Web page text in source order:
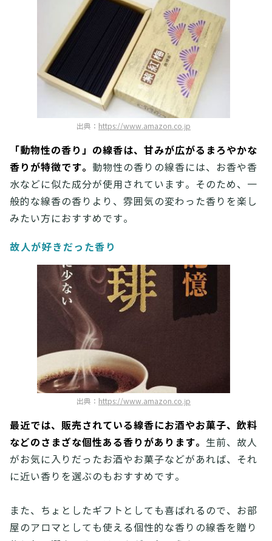
出典： https://www.amazon.co.jp
「動物性の香り」の線香は、甘みが広がるまろやかな
香りが特徴です。
動物性の香りの線香には、お香や香
水などに似た成分が使用されています。そのため、一
般的な線香の香りより、雰囲気の変わった香りを楽し
みたい方におすすめです。
故人が好きだった香り
出典： https://www.amazon.co.jp
最近では、販売されている線香にお酒やお菓子、飲料
などのさまざな個性ある香りがあります。
生前、故人
がお気に入りだったお酒やお菓子などがあれば、それ
に近い香りを選ぶのもおすすめです。
また、ちょとしたギフトとしても喜ばれるので、お部
屋のアロマとしても使える個性的な香りの線香を贈り